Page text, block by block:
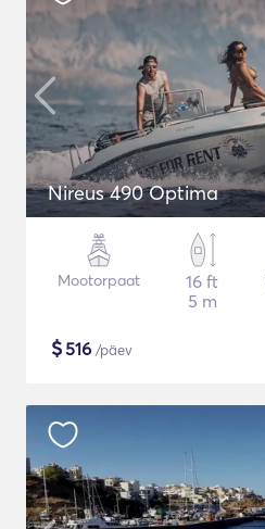
Nireus 490 Optima
Mootorpaat
16 ft
5 m
$516 /päev